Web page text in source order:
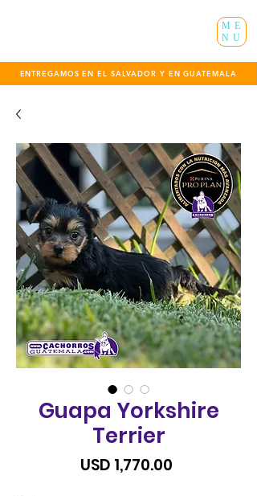
ENTREGAMOS EN EL SALVADOR Y EN GUATEMALA
ME
NU
Guapa Yorkshire
Terrier
USD 1,770.00